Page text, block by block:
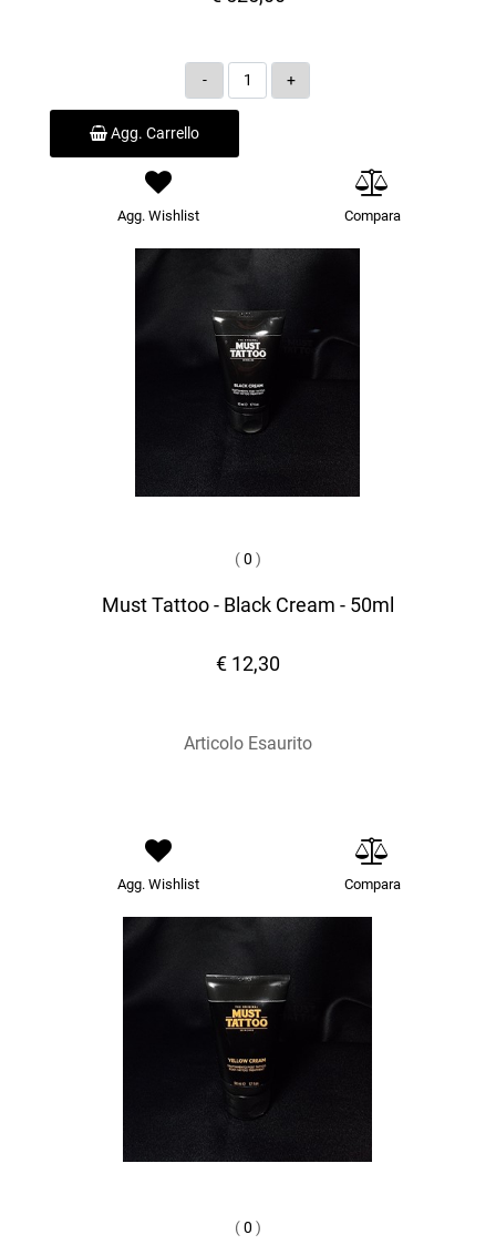
Quantità
Agg. Carrello
Agg. Wishlist Compara
(0 )
Must Tattoo - Black Cream - 50ml
€ 12,30
Articolo Esaurito
Agg. Wishlist Compara
(0 )